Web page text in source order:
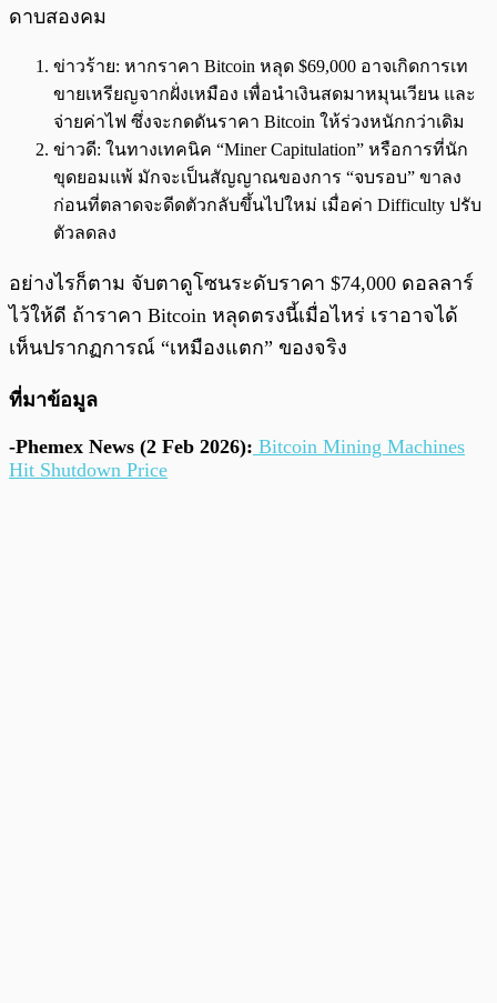
ดาบสองคม
ข่าวร้าย: หากราคา Bitcoin หลุด $69,000 อาจเกิดการเท
ขายเหรียญจากฝั่งเหมือง เพื่อนำเงินสดมาหมุนเวียน และ
จ่ายค่าไฟ ซึ่งจะกดดันราคา Bitcoin ให้ร่วงหนักกว่าเดิม
ข่าวดี: ในทางเทคนิค “Miner Capitulation” หรือการที่นัก
ขุดยอมแพ้ มักจะเป็นสัญญาณของการ “จบรอบ” ขาลง
ก่อนที่ตลาดจะดีดตัวกลับขึ้นไปใหม่ เมื่อค่า Difficulty ปรับ
ตัวลดลง
อย่างไรก็ตาม จับตาดูโซนระดับราคา $74,000 ดอลลาร์
ไว้ให้ดี ถ้าราคา Bitcoin หลุดตรงนี้เมื่อไหร่ เราอาจได้
เห็นปรากฏการณ์ “เหมืองแตก” ของจริง
ที่มาข้อมูล
-Phemex News (2 Feb 2026): Bitcoin Mining Machines
Hit Shutdown Price